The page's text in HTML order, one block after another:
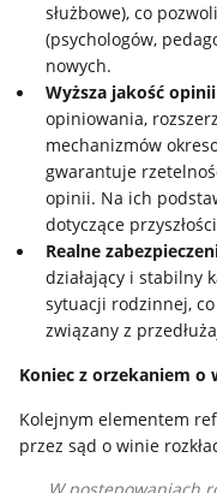
służbowe), co
(psychologów,
nowych.
Wyższa jakość
opiniowania,
mechanizmów
gwarantuje
opinii. Na ich
dotyczące
Realne
działający i stabilny
sytuacji rodzinnej,
związany z
Koniec z orzekaniem o
Kolejnym elementem
przez sąd o winie